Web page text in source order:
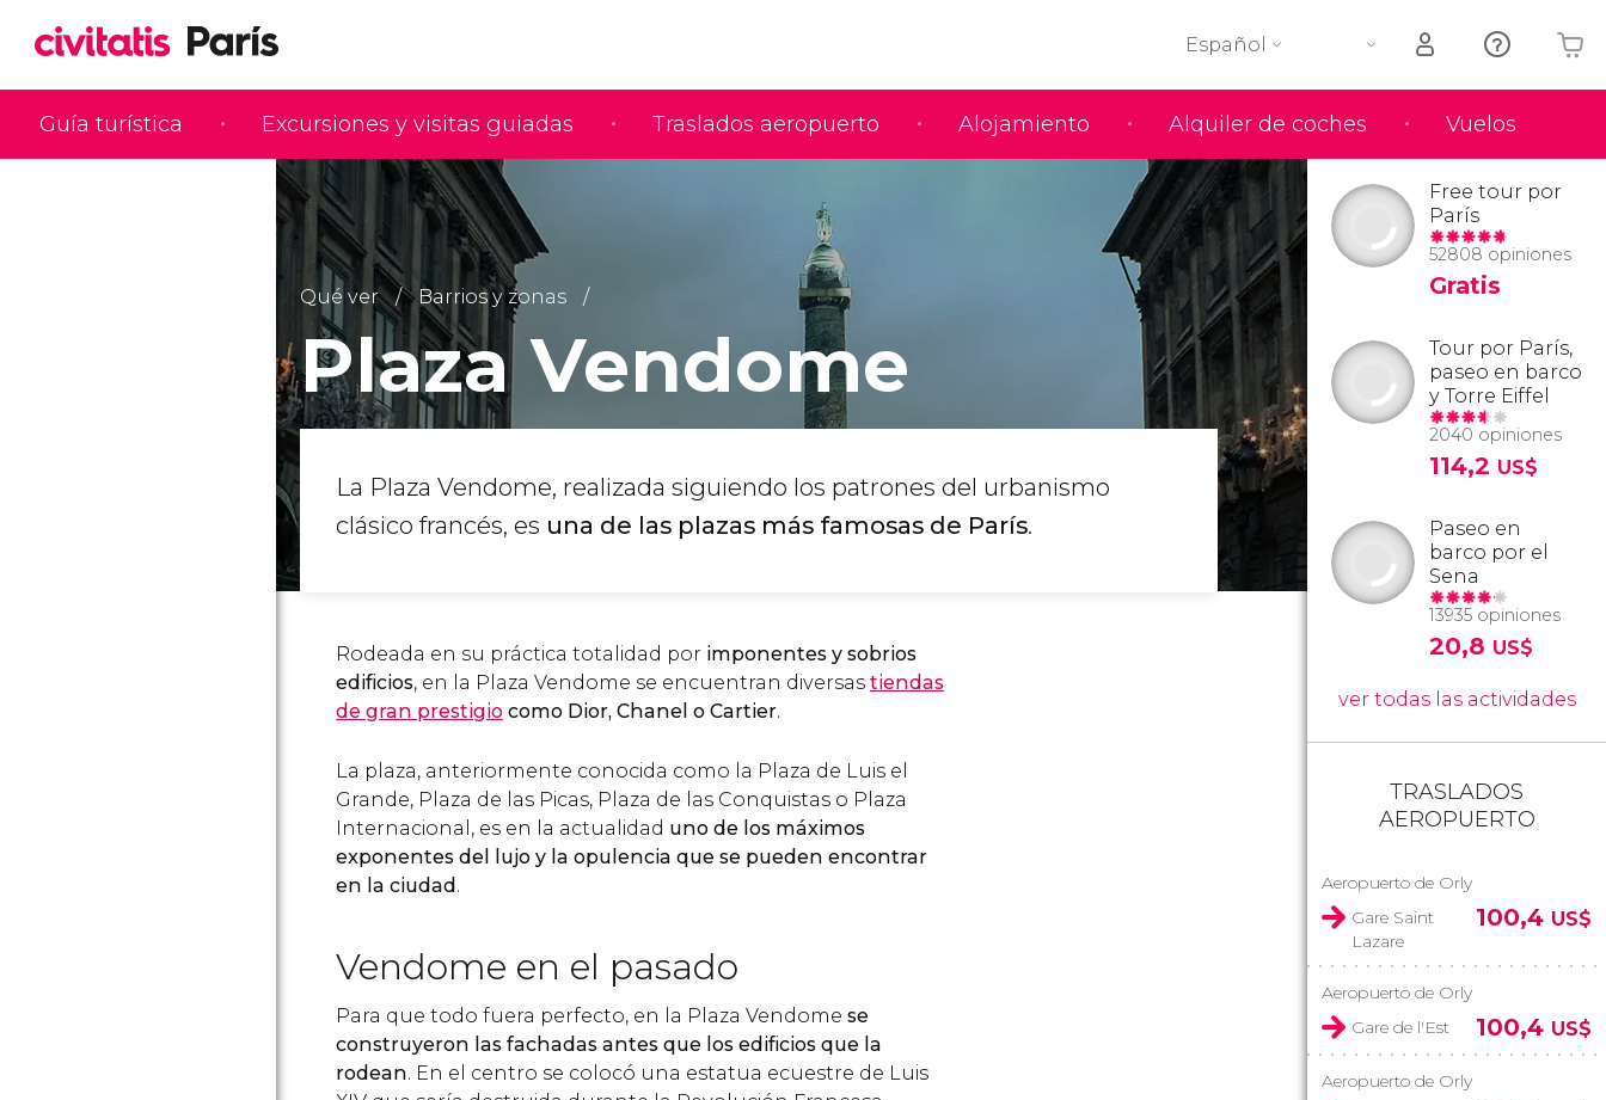
Guía turística Excursiones y visitas guiadas Traslados aeropuerto Alojamiento Alquiler de coches Vuelos
Español
Tu carrito está vacío
Qué ver Barrios y zonas
Plaza Vendome
La Plaza Vendome, realizada siguiendo los patrones del urbanismo
clásico francés, es una de las plazas más famosas de París.
Rodeada en su práctica totalidad por imponentes y sobrios
edificios, en la Plaza Vendome se encuentran diversas tiendas
de gran prestigio como Dior, Chanel o Cartier.
La plaza, anteriormente conocida como la Plaza de Luis el
Grande, Plaza de las Picas, Plaza de las Conquistas o Plaza
Internacional, es en la actualidad uno de los máximos
exponentes del lujo y la opulencia que se pueden encontrar
en la ciudad.
Vendome en el pasado
Para que todo fuera perfecto, en la Plaza Vendome se
construyeron las fachadas antes que los edificios que la
rodean. En el centro se colocó una estatua ecuestre de Luis
Free tour por
París
52808 opiniones
Gratis
Tour por París,
paseo en barco
y Torre Eiffel
2040 opiniones
114,2 US$
Paseo en
barco por el
Sena
13935 opiniones
20,8 US$
ver todas las actividades
TRASLADOS
AEROPUERTO
Aeropuerto de Orly
Gare Saint
Lazare
100,4 US$
Aeropuerto de Orly
Gare de l'Est
100,4 US$
Aeropuerto de Orly